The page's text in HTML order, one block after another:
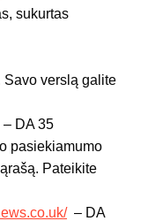
sukurtas
Savo verslą galite
DA 35
pasiekiamumo
Pateikite
– DA